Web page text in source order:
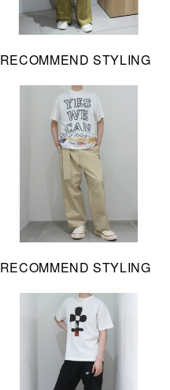
RECOMMEND STYLING
RECOMMEND STYLING